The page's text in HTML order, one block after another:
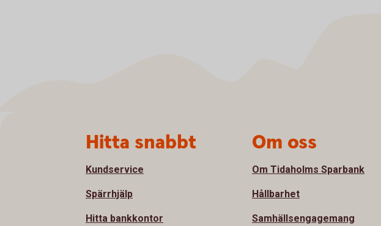
Hitta snabbt
Kundservice
Spärrhjälp
Hitta bankkontor
Om oss
Om Tidaholms Sparbank
Hållbarhet
Samhällsengagemang